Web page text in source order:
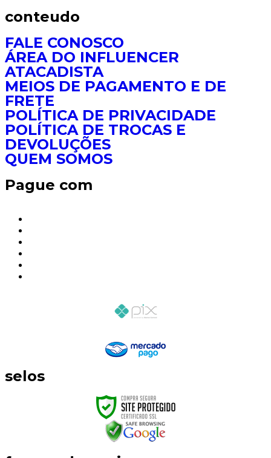
conteudo
FALE CONOSCO
ÁREA DO INFLUENCER
ATACADISTA
MEIOS DE PAGAMENTO E DE
FRETE
POLÍTICA DE PRIVACIDADE
POLÍTICA DE TROCAS E
DEVOLUÇÕES
QUEM SOMOS
Pague com
selos